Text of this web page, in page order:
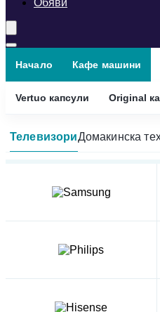
Обяви
Начало Кафе машини
Vertuo капсули Original
ТелевизориДомакинска